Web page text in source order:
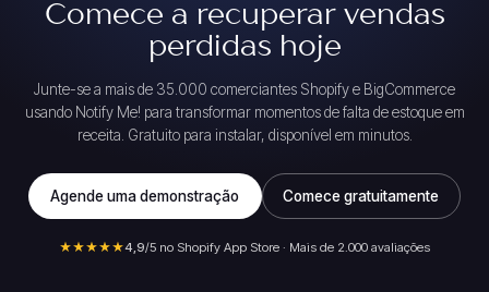
Comece a recuperar vendas
perdidas hoje
Junte-se a mais de 35.000 comerciantes Shopify e BigCommerce
usando Notify Me! para transformar momentos de falta de estoque em
receita. Gratuito para instalar, disponível em minutos.
Agende uma demonstração Comece gratuitamente
★★★★★4,9/5 no Shopify App Store · Mais de 2.000 avaliações